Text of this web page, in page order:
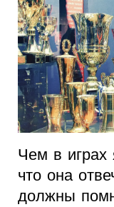
Чем в играх
что она
должны